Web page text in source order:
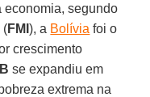
economia, segundo
(FMI), a Bolívia foi o
crescimento
se expandiu em
extrema na